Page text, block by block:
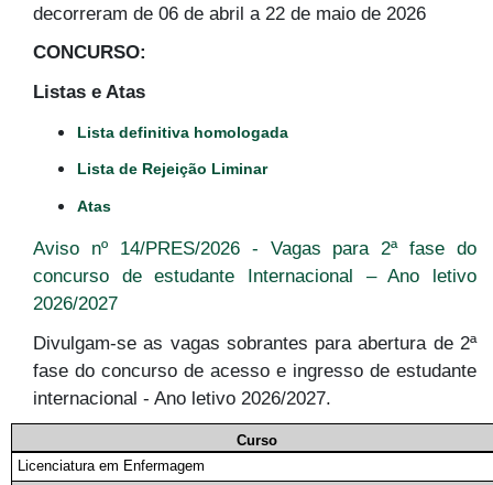
decorreram de 06 de abril a 22 de maio de 2026
CONCURSO:
Listas e Atas
Lista definitiva homologada
Lista de Rejeição Liminar
Atas
Aviso nº 14/PRES/2026 - Vagas para 2ª fase do
concurso de estudante Internacional – Ano letivo
2026/2027
Divulgam-se as vagas sobrantes para abertura de 2ª
fase do concurso de acesso e ingresso de estudante
internacional - Ano letivo 2026/2027.
Curso
Licenciatura em Enfermagem